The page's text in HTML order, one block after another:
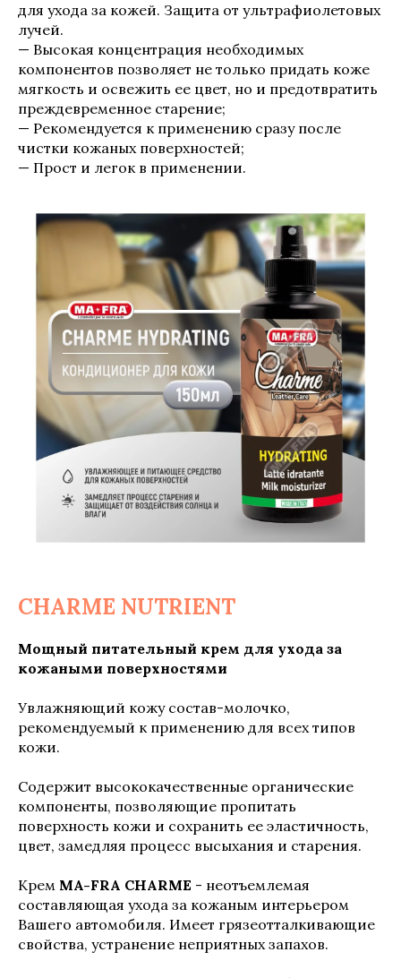
для ухода за кожей. Защита от ультрафиолетовых
лучей.
— Высокая концентрация необходимых
компонентов позволяет не только придать коже
мягкость и освежить ее цвет, но и предотвратить
преждевременное старение;
— Рекомендуется к применению сразу после
чистки кожаных поверхностей;
— Прост и легок в применении.
CHARME NUTRIENT
Мощный питательный крем для ухода за
кожаными поверхностями
Увлажняющий кожу состав-молочко,
рекомендуемый к применению для всех типов
кожи.
Содержит высококачественные органические
компоненты, позволяющие пропитать
поверхность кожи и сохранить ее эластичность,
цвет, замедляя процесс высыхания и старения.
Крем MA-FRA CHARME - неотъемлемая
составляющая ухода за кожаным интерьером
Вашего автомобиля. Имеет грязеотталкивающие
свойства, устранение неприятных запахов.